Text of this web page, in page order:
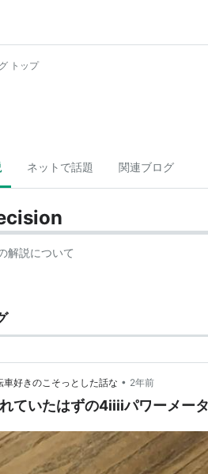
トップ
ネットで話題 関連ブログ
解説について
車好きのこそっとした話な • 2年前
ていたはずの4iiiiパワーメー